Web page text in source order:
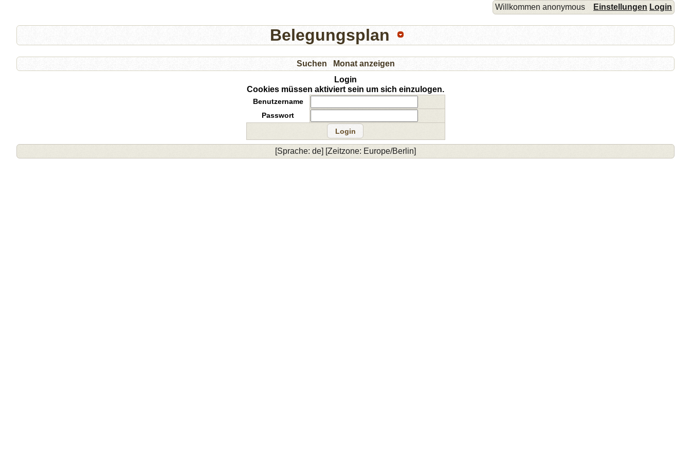
Willkommen anonymous Einstellungen Login
Belegungsplan
Suchen
Monat anzeigen
Login
Cookies müssen aktiviert sein um sich einzulogen.
Benutzername
Passwort
[Sprache: de] [Zeitzone: Europe/Berlin]